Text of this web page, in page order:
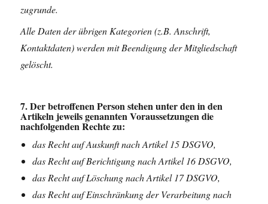
zugrunde.
Alle Daten der übrigen Kategorien (z.B. Anschrift,
Kontaktdaten) werden mit Beendigung der Mitgliedschaft
gelöscht.
7. Der betroffenen Person stehen unter den in den
Artikeln jeweils genannten Voraussetzungen die
nachfolgenden Rechte zu:
das Recht auf Auskunft nach Artikel 15 DSGVO,
das Recht auf Berichtigung nach Artikel 16 DSGVO,
das Recht auf Löschung nach Artikel 17 DSGVO,
das Recht auf Einschränkung der Verarbeitung nach